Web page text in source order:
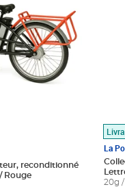
reconditionné
Rouge
La
20g